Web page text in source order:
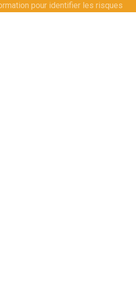
pour identifier les risques